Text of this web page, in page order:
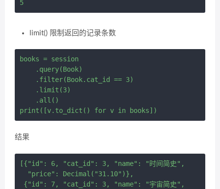
limit() 限制返回的记录条数
books = session
    .query(Book)
    .filter(Book.cat_id == 3)
    .limit(3)
    .all()
结果
[{"id": 6, "cat_id": 3, "name": "时间简史",
  "price": Decimal("31.10")},
{"id": 7, "cat_id": 3, "name": "宇宙简史",